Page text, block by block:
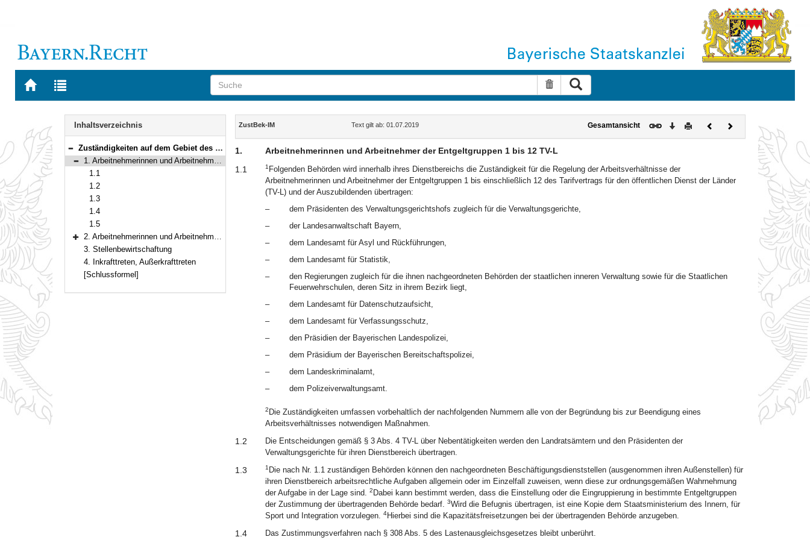
Zur
BAYERN.RECHT
Zur
letzten
Suche zurücksetzen
Navigation
Inhaltsverzeichnis
Bereich reduzieren
Zuständigkeiten auf dem Gebiet des Tarifrechts im Geschäftsbereich des Bayerischen Staatsministeriums des Innern, für Sport und Integration
Bereich reduzieren
1. Arbeitnehmerinnen und Arbeitnehmer der Entgeltgruppen 1 bis 12 TV-L
1.1
1.2
1.3
1.4
1.5
Bereich erweitern
2. Arbeitnehmerinnen und Arbeitnehmer der Entgeltgruppe 13 TV-L und höher
3. Stellenbewirtschaftung
4. Inkrafttreten, Außerkrafttreten
[Schlussformel]
Inhalt
ZustBek-IM Text gilt ab: 01.07.2019 Gesamtansicht Download
DruckenVorherigesNächstes
Dokument
1.
Arbeitnehmerinnen und Arbeitnehmer der Entgeltgruppen 1 bis 12 TV-L
1.1
1 Folgenden Behörden wird innerhalb ihres Dienstbereichs die Zuständigkeit für die Regelung der Arbeitsverhältnisse der
Arbeitnehmerinnen und Arbeitnehmer der Entgeltgruppen 1 bis einschließlich 12 des Tarifvertrags für den öffentlichen Dienst der Länder
(TV-L) und der Auszubildenden übertragen:
–
dem Präsidenten des Verwaltungsgerichtshofs zugleich für die Verwaltungsgerichte,
–
der Landesanwaltschaft Bayern,
–
dem Landesamt für Asyl und Rückführungen,
–
dem Landesamt für Statistik,
–
den Regierungen zugleich für die ihnen nachgeordneten Behörden der staatlichen inneren Verwaltung sowie für die Staatlichen
Feuerwehrschulen, deren Sitz in ihrem Bezirk liegt,
–
dem Landesamt für Datenschutzaufsicht,
–
dem Landesamt für Verfassungsschutz,
–
den Präsidien der Bayerischen Landespolizei,
–
dem Präsidium der Bayerischen Bereitschaftspolizei,
–
dem Landeskriminalamt,
–
dem Polizeiverwaltungsamt.
2 Die Zuständigkeiten umfassen vorbehaltlich der nachfolgenden Nummern alle von der Begründung bis zur Beendigung eines
Arbeitsverhältnisses notwendigen Maßnahmen.
1.2
Die Entscheidungen gemäß § 3 Abs. 4 TV-L über Nebentätigkeiten werden den Landratsämtern und den Präsidenten der
Verwaltungsgerichte für ihren Dienstbereich übertragen.
1.3 1 Die nach Nr. 1.1 zuständigen Behörden können den nachgeordneten Beschäftigungsdienststellen (ausgenommen ihren Außenstellen) für
ihren Dienstbereich arbeitsrechtliche Aufgaben allgemein oder im Einzelfall zuweisen, wenn diese zur ordnungsgemäßen Wahrnehmung
der Aufgabe in der Lage sind. 2 Dabei kann bestimmt werden, dass die Einstellung oder die Eingruppierung in bestimmte Entgeltgruppen
der Zustimmung der übertragenden Behörde bedarf. 3Wird die Befugnis übertragen, ist eine Kopie dem Staatsministerium des Innern, für
Sport und Integration vorzulegen. 4Hierbei sind die Kapazitätsfreisetzungen bei der übertragenden Behörde anzugeben.
1.4 Das Zustimmungsverfahren nach § 308 Abs. 5 des Lastenausgleichsgesetzes bleibt unberührt.